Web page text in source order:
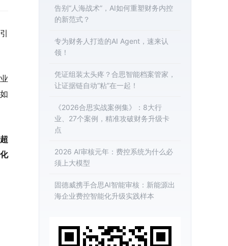
告别“人海战术”，AI如何重塑财务内控
的新范式？
专为财务人打造的AI Agent，速来认
领！
凭证组装太头疼？合思智能档案管家，
让证据链自动“粘”在一起！
《2026合思实战案例集》：8大行
业、27个案例，精准攻破财务升级卡
点
2026 AI审核元年：费控系统为什么必
须上大模型
固德威携手合思AI智能审核：新能源出
海企业费控智能化升级实践样本